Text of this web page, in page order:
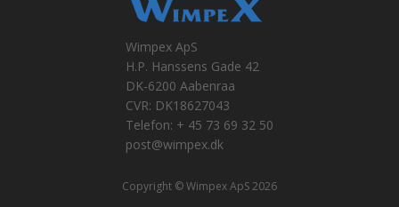
Wimpex ApS
H.P. Hanssens Gade 42
DK-6200 Aabenraa
CVR: DK18627043
Telefon: + 45 73 69 32 50
post@wimpex.dk
Copyright © Wimpex ApS 2026